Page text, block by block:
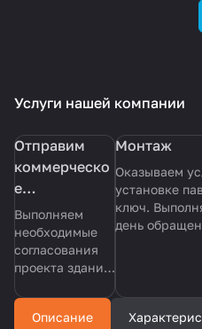
Услуги нашей компании
Отправим
коммерческо
е
предложение
с эскизом
павильона
Выполняем
необходимые
согласования
проекта здания
панелей на
всех этапах под
Монтаж
Оказываем
установке
ключ.
день
Описание